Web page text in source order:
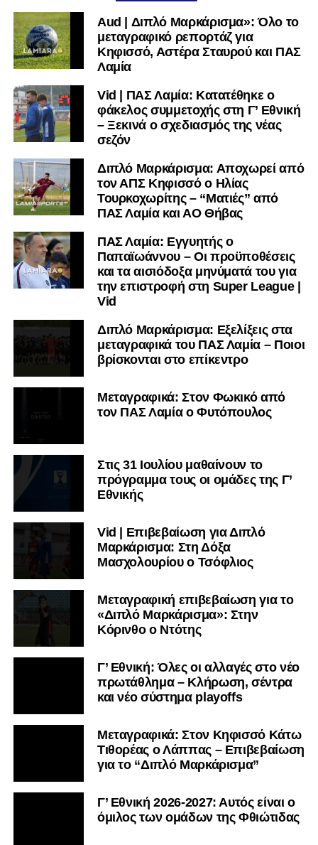
ΠΑΣ Λαμία:
Λαζαρίνας, Λαμπίρης, Ορφανός, Κοκκίνης,
Παπαδάκος, Αντερέμι, Κάτανας, Βασίλας, Σκόνδρας Α.,
Μέτσε, Κακάμης
Ακολουθήστε το lamiara.grστοGoogle Newsγια να
μαθαίνετε πρώτοι τα κυανόλευκα νέα στην Ελλάδα και τον
υπόλοιπο κόσμο. Ακολουθήστε το lamiara.gr στο
Twitterκαι στο
μαθαίνετε σε χρόνο dt όλα τα νέα.
Aud | Διπλό Μαρκάρισμα»: Όλο το
μεταγραφικό ρεπορτάζ για
Κηφισσό, Αστέρα Σταυρού και ΠΑΣ
Λαμία
Vid | ΠΑΣ Λαμία: Κατατέθηκε ο
φάκελος συμμετοχής στη Γ’ Εθνική
– Ξεκινά ο σχεδιασμός της νέας
σεζόν
Διπλό Μαρκάρισμα: Αποχωρεί από
τον ΑΠΣ Κηφισσό ο Ηλίας
Τουρκοχωρίτης – “Ματιές” από
ΠΑΣ Λαμία και ΑΟ Θήβας
ΠΑΣ Λαμία: Εγγυητής ο
Παπαϊωάννου – Οι προϋποθέσεις
και τα αισιόδοξα μηνύματά του για
την επιστροφή στη Super League |
Vid
Διπλό Μαρκάρισμα: Εξελίξεις στα
μεταγραφικά του ΠΑΣ Λαμία – Ποιοι
βρίσκονται στο επίκεντρο
Μεταγραφικά: Στον Φωκικό από
τον ΠΑΣ Λαμία ο Φυτόπουλος
Στις 31 Ιουλίου μαθαίνουν το
πρόγραμμα τους οι ομάδες της Γ’
Εθνικής
Vid | Επιβεβαίωση για Διπλό
Μαρκάρισμα: Στη Δόξα
Μασχολουρίου ο Τσόφλιος
Μεταγραφική επιβεβαίωση για το
«Διπλό Μαρκάρισμα»: Στην
Κόρινθο ο Ντότης
Γ’ Εθνική: Όλες οι αλλαγές στο νέο
πρωτάθλημα – Κλήρωση, σέντρα
και νέο σύστημα playoffs
Μεταγραφικά: Στον Κηφισσό Κάτω
Τιθορέας ο Λάππας – Επιβεβαίωση
για το “Διπλό Μαρκάρισμα”
Γ’ Εθνική 2026-2027: Αυτός είναι ο
όμιλος των ομάδων της Φθιώτιδας